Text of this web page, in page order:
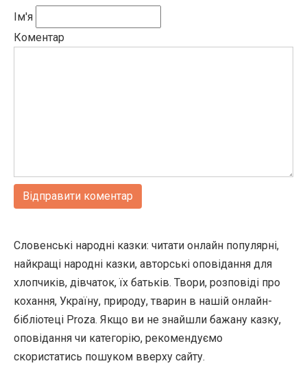
Ім'я
Коментар
Словенські народні казки: читати онлайн популярні,
найкращі народні казки, авторські оповідання для
хлопчиків, дівчаток, їх батьків. Твори, розповіді про
кохання, Україну, природу, тварин в нашій онлайн-
бібліотеці Proza. Якщо ви не знайшли бажану казку,
оповідання чи категорію, рекомендуємо
скористатись пошуком вверху сайту.